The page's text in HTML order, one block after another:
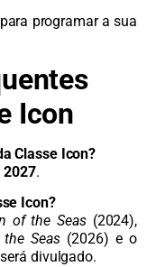
programar a sua
Icon
Classe Icon?
2027.
Icon?
of the Seas(2024),
Seas(2026) e o
divulgado.